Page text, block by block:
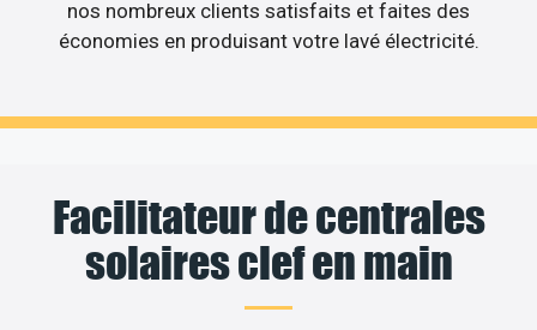
nos nombreux clients satisfaits et faites des
économies en produisant votre lavé électricité.
Facilitateur de centrales
solaires clef en main